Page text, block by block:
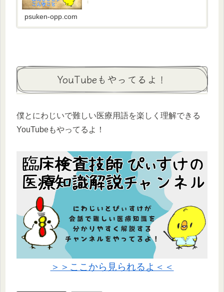
psuken-opp.com
YouTubeもやってるよ！
僕とにわじいで難しい医療用語を楽しく理解できる
YouTubeもやってるよ！
＞＞ここから見られるよ＜＜